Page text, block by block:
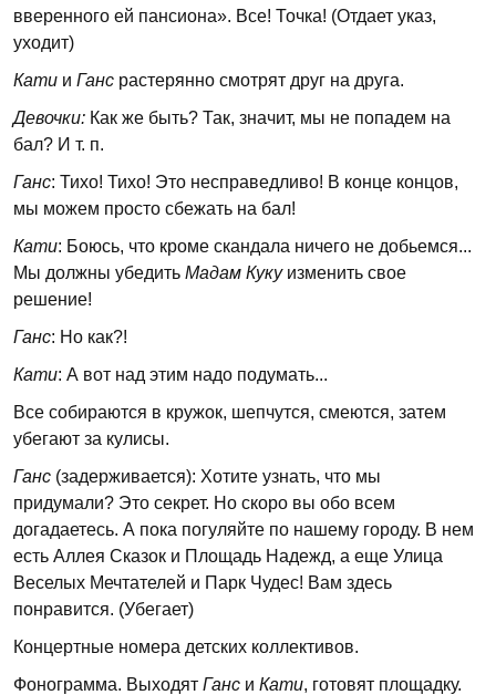
вверенного ей пансиона». Все! Точка! (Отдает указ,
уходит)
Кати и Ганс растерянно смотрят друг на друга.
Девочки: Как же быть? Так, значит, мы не попадем на
бал? И т. п.
Ганс: Тихо! Тихо! Это несправедливо! В конце концов,
мы можем просто сбежать на бал!
Кати: Боюсь, что кроме скандала ничего не добьемся...
Мы должны убедить Мадам Кукуизменить свое
решение!
Ганс: Но как?!
Кати: А вот над этим надо подумать...
Все собираются в кружок, шепчутся, смеются, затем
убегают за кулисы.
Ганс (задерживается): Хотите узнать, что мы
придумали? Это секрет. Но скоро вы обо всем
догадаетесь. А пока погуляйте по нашему городу. В нем
есть Аллея Сказок и Площадь Надежд, а еще Улица
Веселых Мечтателей и Парк Чудес! Вам здесь
понравится. (Убегает)
Концертные номера детских коллективов.
Фонограмма. Выходят Ганс и Кати, готовят площадку.